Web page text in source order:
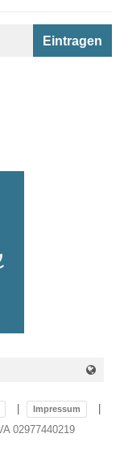
Impressum
02977440219